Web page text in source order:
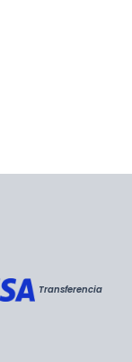
Transferencia